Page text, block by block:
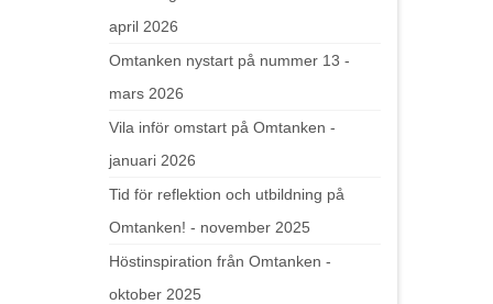
april 2026
Omtanken nystart på nummer 13 -
mars 2026
Vila inför omstart på Omtanken -
januari 2026
Tid för reflektion och utbildning på
Omtanken! - november 2025
Höstinspiration från Omtanken -
oktober 2025